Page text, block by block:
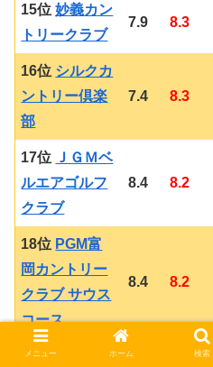
15位妙義カン
トリークラブ
7.9 8.3
16位 シルクカ
ントリー倶楽
部
7.4 8.3
17位 ＪＧＭベ
ルエアゴルフ
クラブ
8.4 8.2
18位 PGM富
岡カントリー
クラブ サウス
コース
8.4 8.2
19位グリーン
メニュー ホーム 検索